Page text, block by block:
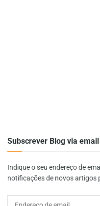
Subscrever Blog via email
Indique o seu endereço de
notificações de novos artigos
Endereço